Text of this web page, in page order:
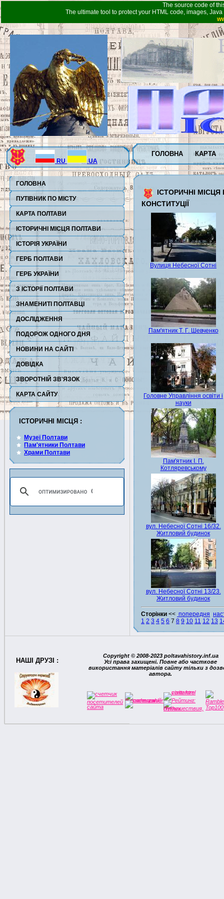
The source code of
The ultimate tool to protect your HTML code, images,
ГОЛОВНА КАРТА
RU UA
ГОЛОВНА
ПУТІВНИК ПО МІСТУ
КАРТА ПОЛТАВИ
ІСТОРИЧНІ МІСЦЯ ПОЛТАВИ
ІСТОРІЯ УКРАЇНИ
ГЕРБ ПОЛТАВИ
ГЕРБ УКРАЇНИ
З ІСТОРІЇ ПОЛТАВИ
ЗНАМЕНИТІ ПОЛТАВЦІ
ДОСЛІДЖЕННЯ
ПОДОРОЖ ОДНОГО ДНЯ
НОВИНИ НА САЙТІ
ДОВІДКА
ЗВОРОТНІЙ ЗВ'ЯЗОК
КАРТА САЙТУ
ІСТОРИЧНІ МІСЦЯ :
Музеї Полтави
Пам'ятники Полтави
Храми Полтави
ІСТОРИЧНІ
КОНСТИТУЦІЇ
Вулиця Небесної Сотні
Пам'ятник Т. Г. Шевченко
Головне Управління освіти і
науки
Пам'ятник І. П.
Котляревському
вул. Небесної Сотні 16/32.
Житловий будинок
вул. Небесної Сотні 13/23.
Житловий будинок
Сторінки << попередня
1 2 3 4 5 6 7 8 9 10 11 12 13
НАШІ ДРУЗІ :
Copyright © 2008-2023 poltavahistory.inf.ua
Усі права захищені. Повне або часткове
використання матеріалів сайту тільки з
автора.